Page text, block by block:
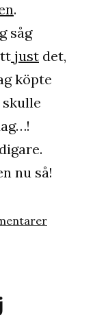
.
såg
just det,
köpte
nu så!
till